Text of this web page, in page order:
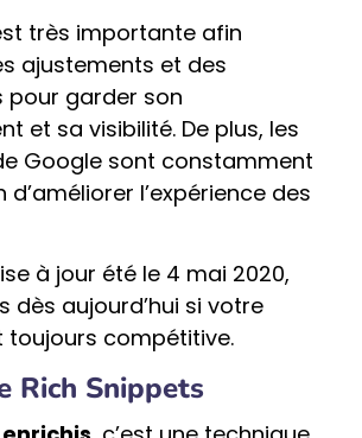
très importante afin
ajustements et des
pour garder son
et sa visibilité. De plus, les
Google sont constamment
l’expérience des
à jour été le 4 mai 2020,
dès aujourd’hui si votre
toujours compétitive.
Rich Snippets